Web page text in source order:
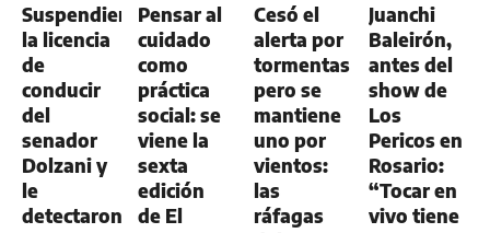
Suspendieron
la licencia
de
conducir
del
senador
Dolzani y
le
detectaron
Pensar al
cuidado
como
práctica
social: se
viene la
sexta
edición
de El
Cesó el
alerta por
tormentas
pero se
mantiene
uno por
vientos:
las
ráfagas
Juanchi
Baleirón,
antes del
show de
Los
Pericos en
Rosario:
“Tocar en
vivo tiene